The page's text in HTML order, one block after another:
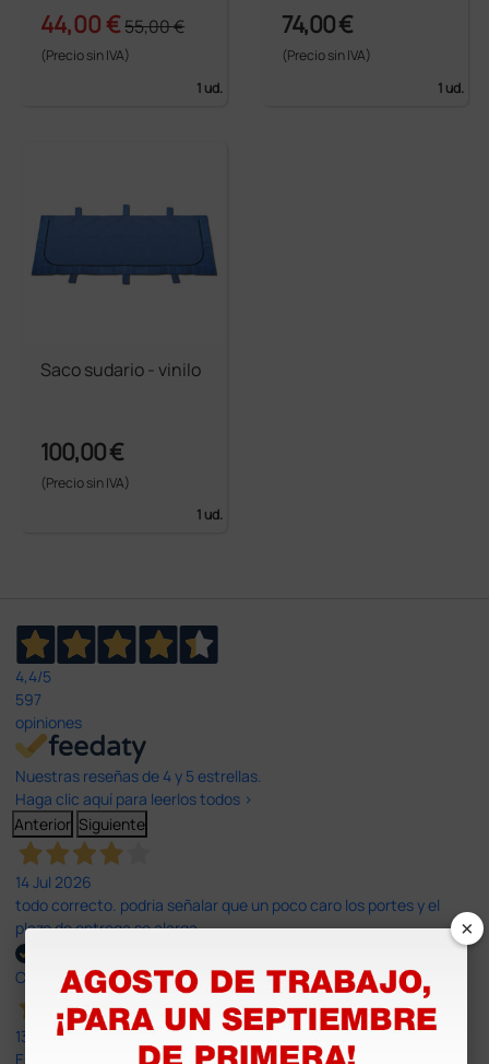
44,00 €55,00 €
(Precio sin IVA)
1 ud.
74,00 €
(Precio sin IVA)
1 ud.
Saco sudario - vinilo
100,00 €
(Precio sin IVA)
1 ud.
4,4/5
597
opiniones
Nuestras reseñas de 4 y 5 estrellas.
Haga clic aquí para leerlos todos >
Anterior Siguiente
14 Jul 2026
todo correcto. podria señalar que un poco caro los portes y el
plazo de entrega se alarga.
Comprador verificado
13 Jul 2026
Es fácil hacer el pedido. El producto, bastante mas barato que en
×